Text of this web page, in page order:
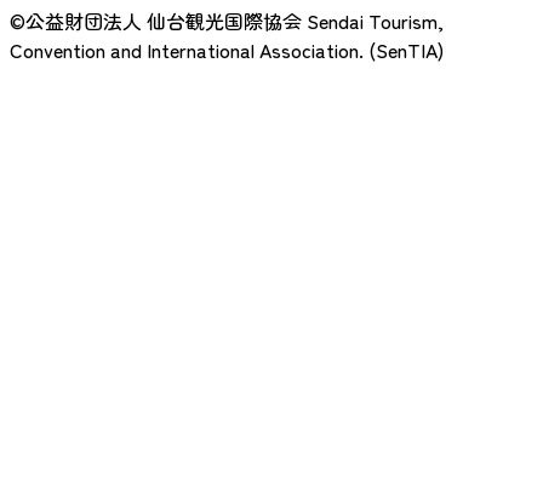
©公益財団法人 仙台観光国際協会 Sendai Tourism,
Convention and International Association. (SenTIA)